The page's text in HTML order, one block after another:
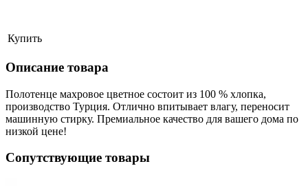
Купить
Описание товара
Полотенце махровое цветное состоит из 100 % хлопка,
производство Турция. Отлично впитывает влагу, переносит
машинную стирку. Премиальное качество для вашего дома по
низкой цене!
Сопутствующие товары